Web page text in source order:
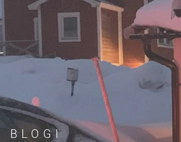
BLOGI